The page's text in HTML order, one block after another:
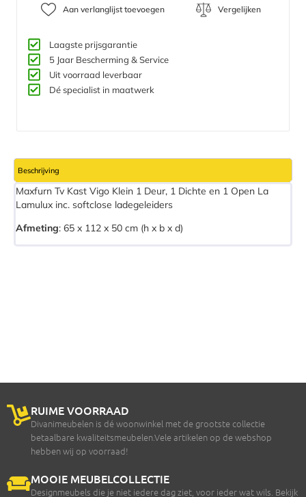
Aan verlanglijst toevoegen Vergelijken
Laagste prijsgarantie
5 Jaar Bescherming & Service​
Uit voorraad leverbaar
Dé specialist in maatwerk
Beschrijving
Maxfurn Tv Kast Vigo Klein 1 Deur, 1 Dichte en 1 Open La
Lamulux inc. softclose ladegeleiders
Afmeting: 65 x 112 x 50 cm (h x b x d)
RUIME VOORRAAD
Divanimeubelen is dé woonwinkel met de grootste collectie
betaalbare kwaliteitsmeubelen.Vele artikelen op de webshop
hebben wij op voorraad!
MOOIE MEUBELCOLLECTIE
Designmeubels die je niet iedere dag ziet, voor ieder wat wils. Bekijk